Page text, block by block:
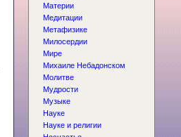
Материи
Медитации
Метафизике
Милосердии
Мире
Михаиле Небадонском
Молитве
Мудрости
Музыке
Науке
Науке и религии